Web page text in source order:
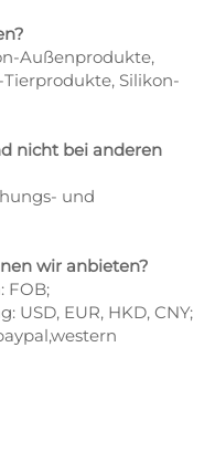
Außenprodukte,
Silikon-
nicht bei anderen
und
wir anbieten?
FOB;
EUR, HKD, CNY;